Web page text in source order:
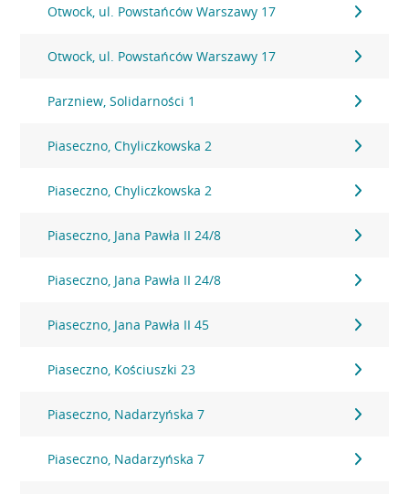
Otwock, ul. Powstańców Warszawy 17
Otwock, ul. Powstańców Warszawy 17
Parzniew, Solidarności 1
Piaseczno, Chyliczkowska 2
Piaseczno, Chyliczkowska 2
Piaseczno, Jana Pawła II 24/8
Piaseczno, Jana Pawła II 24/8
Piaseczno, Jana Pawła II 45
Piaseczno, Kościuszki 23
Piaseczno, Nadarzyńska 7
Piaseczno, Nadarzyńska 7